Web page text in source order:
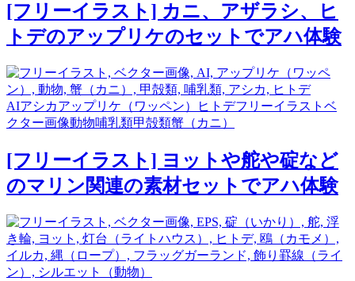
[フリーイラスト] カニ、アザラシ、ヒ
トデのアップリケのセットでアハ体験
AIアシカアップリケ（ワッペン） ヒトデフリーイラスト ベ
クター画像動物哺乳類甲殻類蟹（カニ）
[フリーイラスト] ヨットや舵や碇など
のマリン関連の素材セットでアハ体験